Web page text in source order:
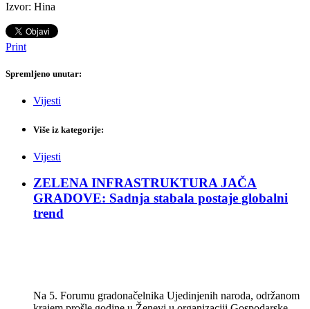
Izvor: Hina
Print
Spremljeno unutar:
Vijesti
Više iz kategorije:
Vijesti
ZELENA INFRASTRUKTURA JAČA
GRADOVE: Sadnja stabala postaje globalni
trend
Na 5. Forumu gradonačelnika Ujedinjenih naroda, održanom